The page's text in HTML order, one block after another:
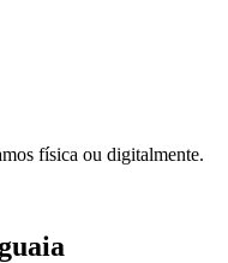
física ou digitalmente.